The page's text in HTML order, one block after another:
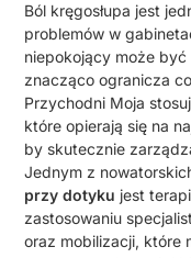
Ból kręgosłupa jest
problemów w
niepokojący może być
znacząco ogranicza
Przychodni Moja
które opierają się na
by skutecznie
Jednym z
przy dotyku jest
zastosowaniu
oraz mobilizacji, które